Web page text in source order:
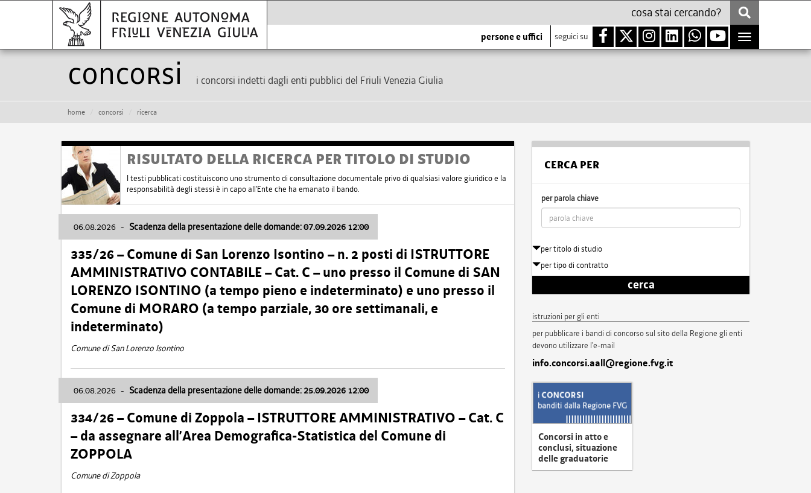
persone e uffici seguici su
Toggle
navigation
Concorsi i concorsi indetti dagli enti pubblici del Friuli Venezia Giulia
home concorsi ricerca
RISULTATO DELLA RICERCA PER TITOLO DI STUDIO
I testi pubblicati costituiscono uno strumento di consultazione documentale privo di qualsiasi valore giuridico e la
responsabilità degli stessi è in capo all'Ente che ha emanato il bando.
06.08.2026 - Scadenza della presentazione delle domande: 07.09.2026 12:00
335/26 – Comune di San Lorenzo Isontino – n. 2 posti di ISTRUTTORE
AMMINISTRATIVO CONTABILE – Cat. C – uno presso il Comune di SAN
LORENZO ISONTINO (a tempo pieno e indeterminato) e uno presso il
Comune di MORARO (a tempo parziale, 30 ore settimanali, e
indeterminato)
Comune di San Lorenzo Isontino
06.08.2026 - Scadenza della presentazione delle domande: 25.09.2026 12:00
334/26 – Comune di Zoppola – ISTRUTTORE AMMINISTRATIVO – Cat. C
– da assegnare all’Area Demografica-Statistica del Comune di
ZOPPOLA
Comune di Zoppola
CERCA PER
per parola chiave
per titolo di studio
per tipo di contratto
cerca
istruzioni per gli enti
per pubblicare i bandi di concorso sul sito della Regione gli enti
devono utilizzare l'e-mail
info.concorsi.aall@regione.fvg.it
Concorsi in atto e
conclusi, situazione
delle graduatorie